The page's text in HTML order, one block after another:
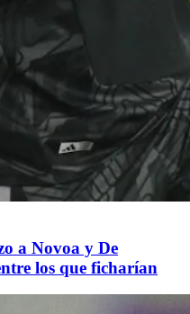
a Novoa y De
los que ficharían